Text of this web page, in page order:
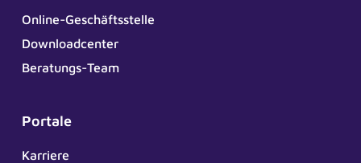
Online-Geschäftsstelle
Downloadcenter
Beratungs-Team
Portale
Karriere